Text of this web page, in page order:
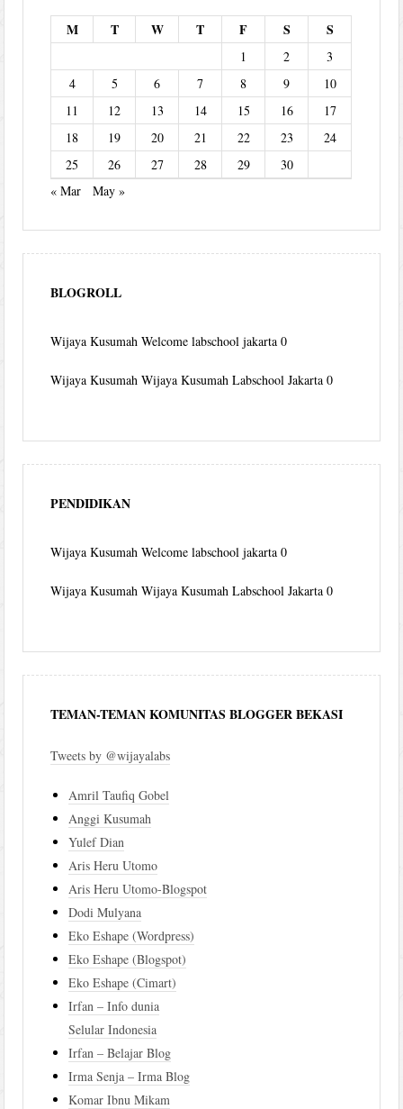
M T W T F S S
1 2
3
4
5 6 7 8 9
10
11
12 13 14 15 16
17
18
19 20 21 22 23
24
25
26 27 28 29
30
« Mar
May »
BLOGROLL
Wijaya Kusumah Welcome labschool jakarta 0
Wijaya Kusumah Wijaya Kusumah Labschool Jakarta 0
PENDIDIKAN
Wijaya Kusumah Welcome labschool jakarta 0
Wijaya Kusumah Wijaya Kusumah Labschool Jakarta 0
TEMAN-TEMAN KOMUNITAS BLOGGER BEKASI
Tweets by @wijayalabs
Amril Taufiq Gobel
Anggi Kusumah
Yulef Dian
Aris Heru Utomo
Aris Heru Utomo-Blogspot
Dodi Mulyana
Eko Eshape (Wordpress)
Eko Eshape (Blogspot)
Eko Eshape (Cimart)
Irfan – Info dunia
Selular Indonesia
Irfan – Belajar Blog
Irma Senja – Irma Blog
Komar Ibnu Mikam